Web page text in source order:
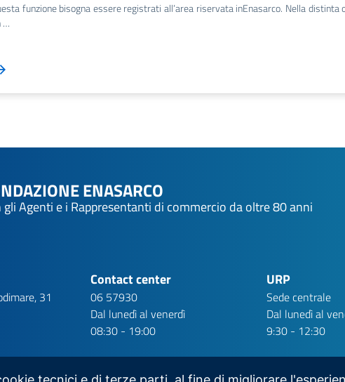
funzione bisogna essere registrati all’area riservata inEnasarco. Nella
…
ENASARCO
gli Agenti e i Rappresentanti di commercio da oltre 80 anni
31
Contact center
06 57930
Dal lunedì al venerdì
08:30 - 19:00
URP
Sede centrale
Dal lunedì al
9:30 - 12:30